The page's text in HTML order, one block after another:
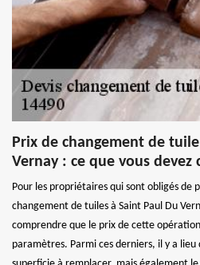
Prix de changement de
Vernay : ce que vous devez
Pour les propriétaires qui sont obligés de
changement de tuiles à Saint Paul Du
comprendre que le prix de cette
paramètres. Parmi ces derniers, il y a